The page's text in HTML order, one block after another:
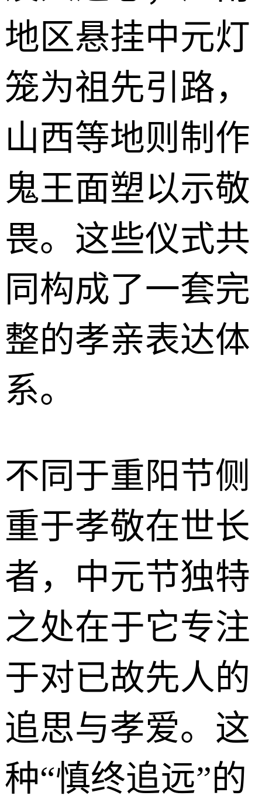
地区悬挂中元灯
笼为祖先引路，
山西等地则制作
鬼王面塑以示敬
畏。这些仪式共
同构成了一套完
整的孝亲表达体
系。
不同于重阳节侧
重于孝敬在世长
者，中元节独特
之处在于它专注
于对已故先人的
追思与孝爱。这
种“慎终追远”的